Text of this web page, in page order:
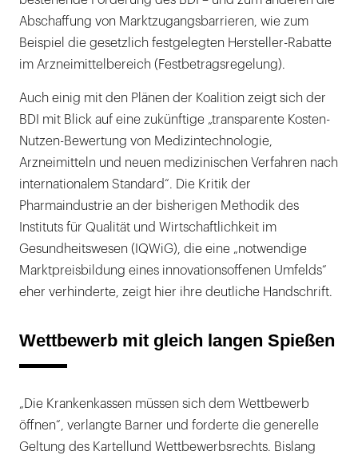
Abschaffung von Marktzugangsbarrieren, wie zum
Beispiel die gesetzlich festgelegten Hersteller-Rabatte
im Arzneimittelbereich (Festbetragsregelung).
Auch einig mit den Plänen der Koalition zeigt sich der
BDI mit Blick auf eine zukünftige „transparente Kosten-
Nutzen-Bewertung von Medizintechnologie,
Arzneimitteln und neuen medizinischen Verfahren nach
internationalem Standard“. Die Kritik der
Pharmaindustrie an der bisherigen Methodik des
Instituts für Qualität und Wirtschaftlichkeit im
Gesundheitswesen (IQWiG), die eine „notwendige
Marktpreisbildung eines innovationsoffenen Umfelds“
eher verhinderte, zeigt hier ihre deutliche Handschrift.
Wettbewerb mit gleich langen Spießen
„Die Krankenkassen müssen sich dem Wettbewerb
öffnen“, verlangte Barner und forderte die generelle
Geltung des Kartellund Wettbewerbsrechts. Bislang